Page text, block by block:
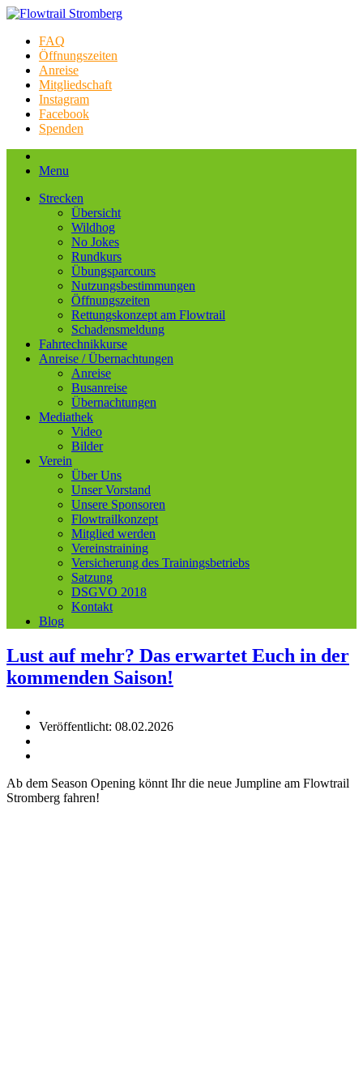
FAQ
Öffnungszeiten
Anreise
Mitgliedschaft
Instagram
Facebook
Spenden
Menu
Strecken
Übersicht
Wildhog
No Jokes
Rundkurs
Übungsparcours
Nutzungsbestimmungen
Öffnungszeiten
Rettungskonzept am Flowtrail
Schadensmeldung
Fahrtechnikkurse
Anreise / Übernachtungen
Anreise
Busanreise
Übernachtungen
Mediathek
Video
Bilder
Verein
Über Uns
Unser Vorstand
Unsere Sponsoren
Flowtrailkonzept
Mitglied werden
Vereinstraining
Versicherung des Trainingsbetriebs
Satzung
DSGVO 2018
Kontakt
Blog
Lust auf mehr? Das erwartet Euch in der
kommenden Saison!
Veröffentlicht: 08.02.2026
Ab dem Season Opening könnt Ihr die neue Jumpline am Flowtrail
Stromberg fahren!